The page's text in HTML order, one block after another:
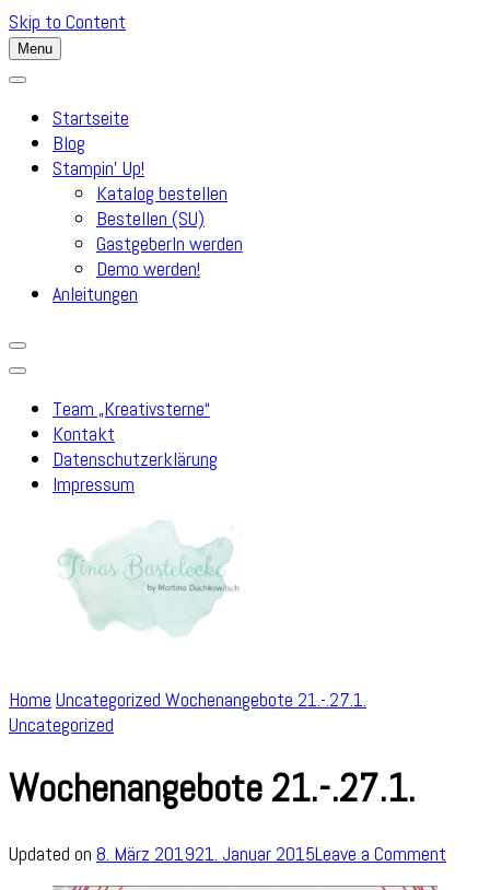
Skip to Content
Menu
Startseite
Blog
Stampin’ Up!
Katalog bestellen
Bestellen (SU)
GastgeberIn werden
Demo werden!
Anleitungen
Team „Kreativsterne“
Kontakt
Datenschutzerklärung
Impressum
Home Uncategorized Wochenangebote 21.-.27.1.
Uncategorized
Wochenangebote 21.-.27.1.
Updated on 8. März 201921. Januar 2015Leave a Comment